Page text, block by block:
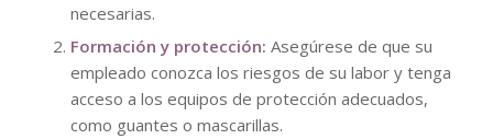
necesarias.
Formación y protección: Asegúrese de que su
empleado conozca los riesgos de su labor y tenga
acceso a los equipos de protección adecuados,
como guantes o mascarillas.